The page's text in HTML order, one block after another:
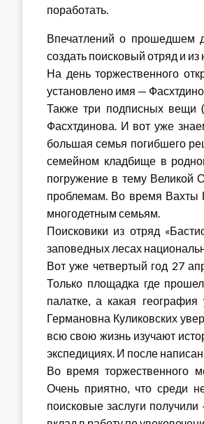
поработать.
Впечатлений о прошедшем
создать поисковый отряд и
На день торжественного
установлено имя —
Также три подписных вещи
Фасхтдинова. И вот уже
большая семья погибшего
семейном кладбище в
погружение в тему Великой
проблемам. Во время Вахты
многодетным семьям.
Поисковики из отряд
заповедных лесах
Вот уже четвертый год 27
Только площадка где
палатке, а какая
Германовна Куликовских
всю свою жизнь изучают
экспедициях. И после
Во время торжественного
Очень приятно, что среди
поисковые заслуги